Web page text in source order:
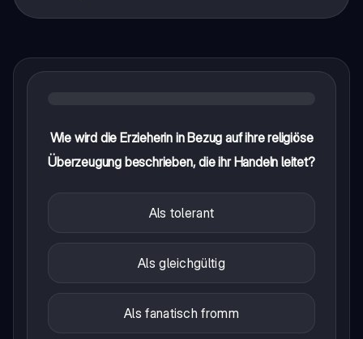
Wie wird die Erzieherin in Bezug auf ihre religiöse
Überzeugung beschrieben, die ihr Handeln leitet?
Als tolerant
Als gleichgültig
Als fanatisch fromm